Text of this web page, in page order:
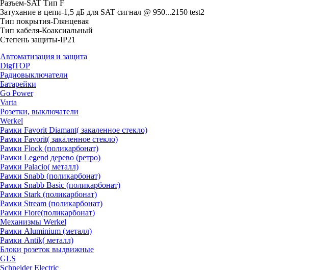
Разъем-SAT Тип F
Затухание в цепи-1,5 дБ для SAT сигнал @ 950...2150 test2
Тип покрытия-Глянцевая
Тип кабеля-Коаксиальный
Степень защиты-IP21
Автоматизация и защита
DigiTOP
Радиовыключатели
Батарейки
Go Power
Varta
Розетки, выключатели
Werkel
Рамки Favorit Diamant( закаленное стекло)
Рамки Favorit( закаленное стекло)
Рамки Flock (поликарбонат)
Рамки Legend дерево (ретро)
Рамки Palacio( металл)
Рамки Snabb (поликарбонат)
Рамки Snabb Basic (поликарбонат)
Рамки Stark (поликарбонат)
Рамки Stream (поликарбонат)
Рамки Fiore(поликарбонат)
Механизмы Werkel
Рамки Aluminium (металл)
Рамки Antik( металл)
Блоки розеток выдвижные
GLS
Schneider Electric